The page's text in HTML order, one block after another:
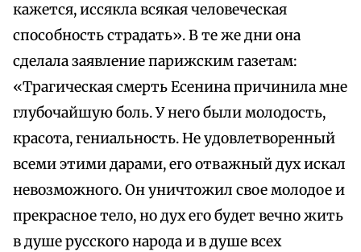
кажется, иссякла всякая человеческая
способность страдать». В те же дни она
сделала заявление парижским газетам:
«Трагическая смерть Есенина причинила мне
глубочайшую боль. У него были молодость,
красота, гениальность. Не удовлетворенный
всеми этими дарами, его отважный дух искал
невозможного. Он уничтожил свое молодое и
прекрасное тело, но дух его будет вечно жить
в душе русского народа и в душе всех